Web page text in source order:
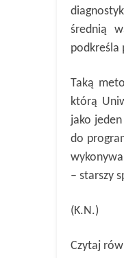
średnią
podkreśla
Taką
którą
jako
do
– starszy
(K.N.)
Czytaj